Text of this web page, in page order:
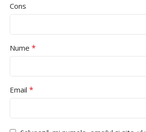
Cons
Nume *
Email *